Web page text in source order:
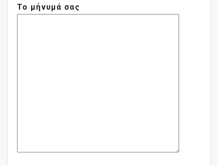
Το μήνυμά σας